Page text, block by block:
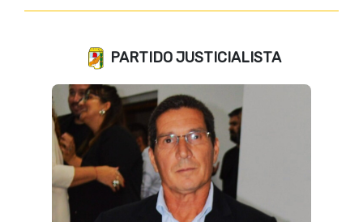
PARTIDO JUSTICIALISTA